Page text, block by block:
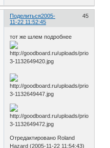
Поделиться 45
2005-
11-22 11:52:45
тот же шлем подробнее
Отредактировано Roland
Hazard (2005-11-22 11:54:43)